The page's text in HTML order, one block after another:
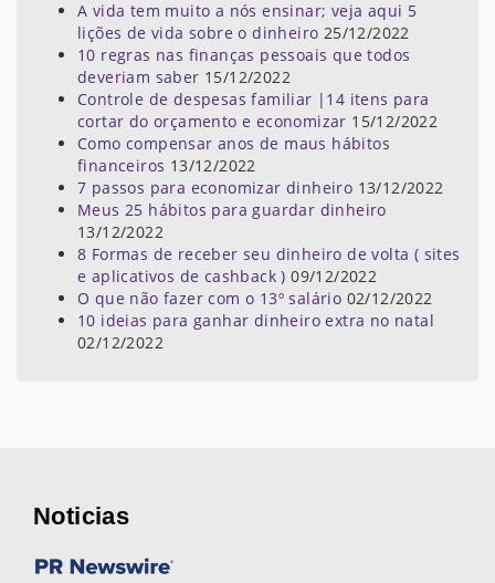
A vida tem muito a nós ensinar; veja aqui 5
lições de vida sobre o dinheiro 25/12/2022
10 regras nas finanças pessoais que todos
deveriam saber 15/12/2022
Controle de despesas familiar |14 itens para
cortar do orçamento e economizar 15/12/2022
Como compensar anos de maus hábitos
financeiros 13/12/2022
7 passos para economizar dinheiro 13/12/2022
Meus 25 hábitos para guardar dinheiro
13/12/2022
8 Formas de receber seu dinheiro de volta ( sites
e aplicativos de cashback ) 09/12/2022
O que não fazer com o 13º salário 02/12/2022
10 ideias para ganhar dinheiro extra no natal
02/12/2022
Noticias